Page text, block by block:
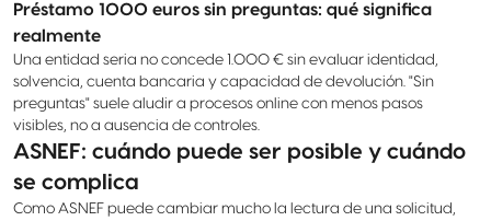
Préstamo 1000 euros sin preguntas: qué significa
realmente
Una entidad seria no concede 1.000 € sin evaluar identidad,
solvencia, cuenta bancaria y capacidad de devolución. "Sin
preguntas" suele aludir a procesos online con menos pasos
visibles, no a ausencia de controles.
ASNEF: cuándo puede ser posible y cuándo
se complica
Como ASNEF puede cambiar mucho la lectura de una solicitud,